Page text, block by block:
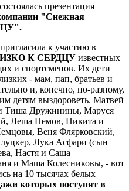
презентация
"Снежная
к участию в
К СЕРДЦУ известных
и спортсменов. Их дети
- мам, пап, братьев и
и, конечно, по-разному,
детям выздороветь. Матвей
Тиша Дружинины, Маруся
Леша Немов, Никита и
Веня Флярковский,
Лука Асфари (сын
Настя и Саша
и Маша Колесниковы, - вот
на 10 тысячах белых
которых поступят в